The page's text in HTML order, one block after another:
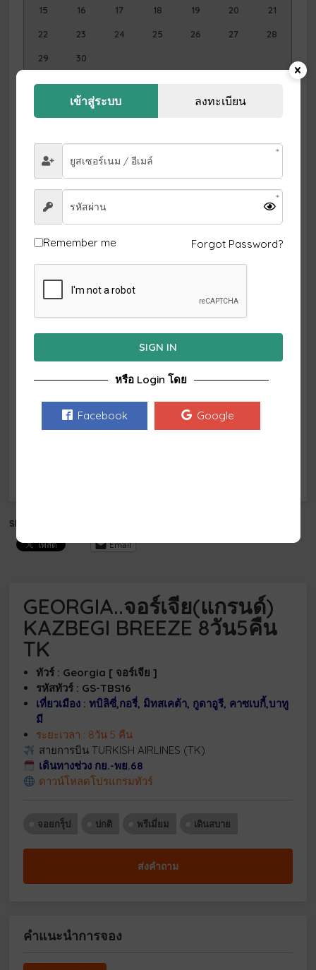
15 16 17 18 19 20 21
22 23 24 25 26 27 28
29 30
6 7 8 9 10 11 12
13 19
20 21 22 23 24 25 26
27 28 29 31
มกราคม
อา. จ. อ. พ. พฤ. ศ.
3 4 5 6 7 8 9
13
18 19 21 22
Share this:
Email
GEORGIA..จอร์เจีย(แกรนด์)
KAZBEGI BREEZE 8วัน5คืน
TK
ทัวร์ : Georgia [ จอร์เจีย ]
รหัสทัวร์ : GS-TBS16
เที่ยวเมือง : ทบิลิซี่,กอรี่, มิทสเคต้า, กูดาอูรี, คาซเบกี้,บาทู
มี
ระยะเวลา : 8วัน 5 คืน
สายการบิน TURKISH AIRLINES (TK)
เดินทางช่วง กย.-พย.68
ดาวน์โหลดโปรแกรมทัวร์
จอยกรุ็ป ปกติ พรีเมี่ยม เดินสบาย
ส่งคำถาม
คำแนะนำการจอง
เข้าสู่ระบบ ลงทะเบียน
Remember me Forgot Password?
SIGN IN
หรือ Login โดย
Facebook Google